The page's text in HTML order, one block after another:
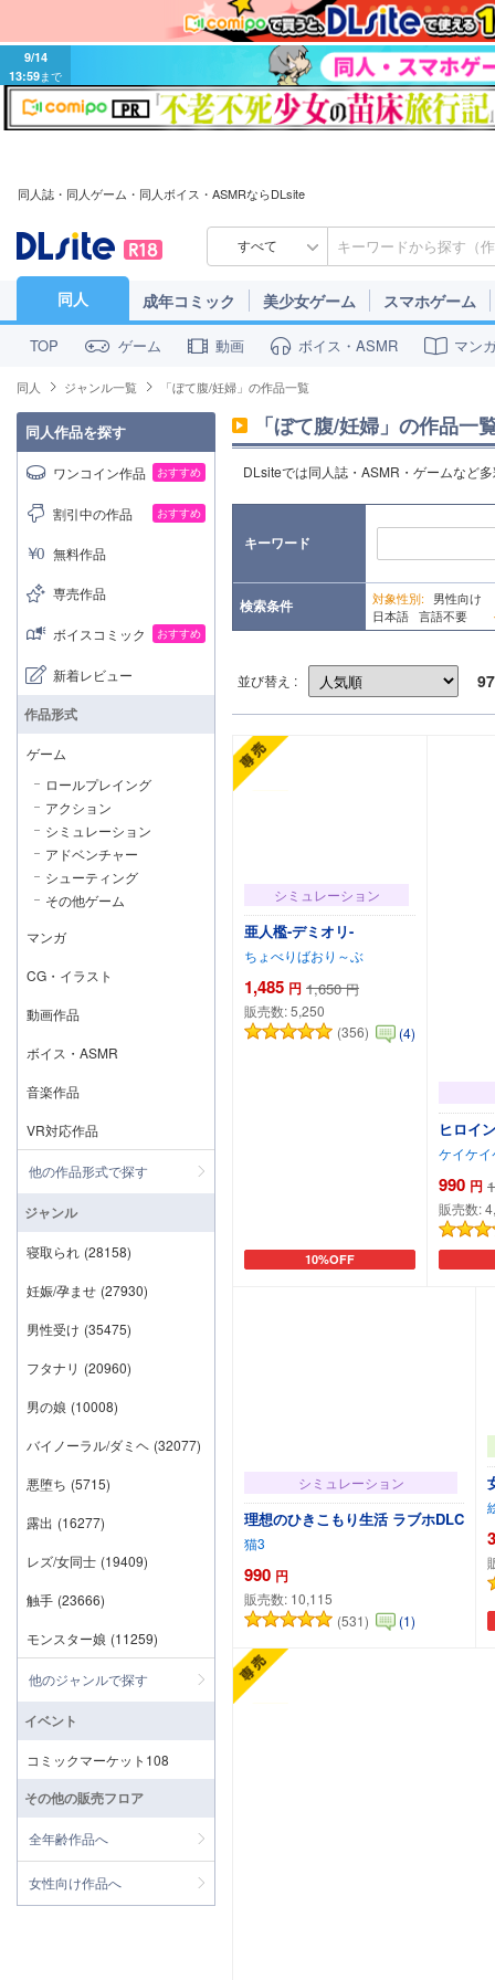
9/14
13:59まで
同人誌・同人ゲーム・同人ボイス・ASMRならDLsite
すべて
同人 成年コミック 美少女ゲーム スマホゲーム
TOP ゲーム 動画 ボイス・ASMR マン
同人 ジャンル一覧 「ぼて腹/妊婦」の作品一覧
「ぼて腹/妊婦」の作品一
DLsiteでは同人誌・ASMR・ゲームなど
キーワード
検索条件 対象性別:
男性向け
日本語 言語不要
並び替え :
シミュレーション
亜人檻-デミオリ-
ちょべりばおり～ぶ
1,485 円 1,650 円
販売数:5,250
(356)
(4)
10%OFF
カートに追加
ヒロイ
ケイケ
990 円
販売数:
シミュレーション
理想のひきこもり生活 ラブホDLC
猫3
990 円
販売数: 10,115
(531)
(1)
カートに追加
同人作品を探す
ワンコイン作品 おすすめ
割引中の作品 おすすめ
無料作品
専売作品
ボイスコミック おすすめ
新着レビュー
作品形式
ゲーム
ロールプレイング
アクション
シミュレーション
アドベンチャー
シューティング
その他ゲーム
マンガ
CG・イラスト
動画作品
ボイス・ASMR
音楽作品
VR対応作品
他の作品形式で探す
ジャンル
寝取られ (28158)
妊娠/孕ませ (27930)
男性受け (35475)
フタナリ (20960)
男の娘 (10008)
バイノーラル/ダミヘ (32077)
悪堕ち (5715)
露出 (16277)
レズ/女同士 (19409)
触手 (23666)
モンスター娘 (11259)
他のジャンルで探す
イベント
コミックマーケット108
その他の販売フロア
全年齢作品へ
女性向け作品へ